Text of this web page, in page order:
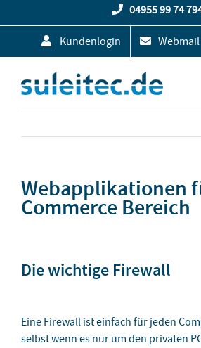
Inhalt
04955 99 74
Kundenlogin Webmail
Webapplikationen
Commerce Bereich
Die wichtige Firewall
Eine Firewall ist einfach für jeden
selbst wenn es nur um den privaten